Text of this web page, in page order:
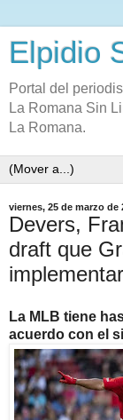
Elpidio
Portal del
La Romana Sin
La Romana.
viernes, 25 de marzo de
Devers,
draft que
implementar
La MLB tiene
acuerdo con el